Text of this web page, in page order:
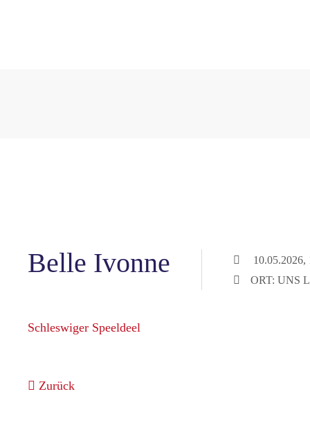
Belle Ivonne
10.05.2026,
ORT: UNS
Schleswiger Speeldeel
Zurück